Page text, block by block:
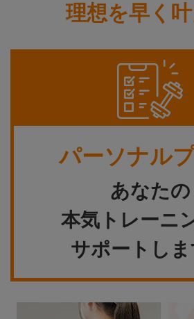
理想を早く
パーソナル
あなたの
本気トレーニ
サポートしま